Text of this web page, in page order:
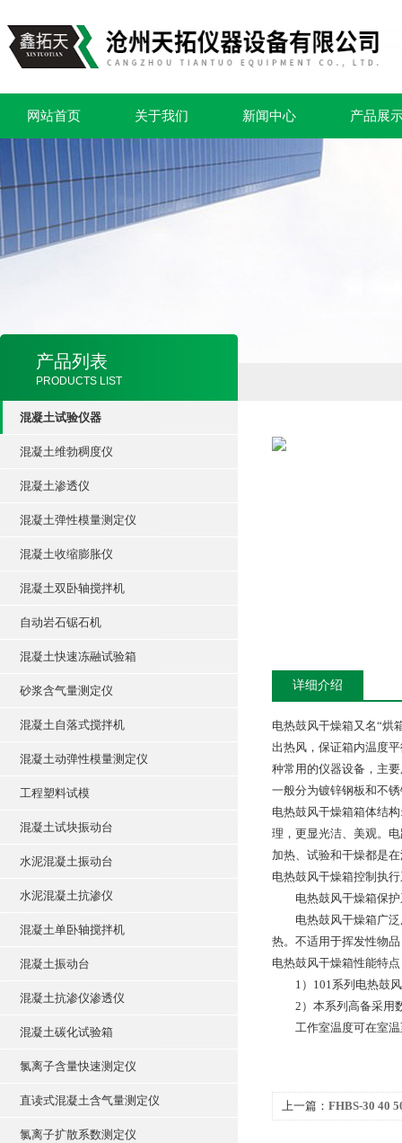
网站首页 关于我们 新闻中心 产品展
产品列表
PRODUCTS LIST
混凝土试验仪器
混凝土维勃稠度仪
混凝土渗透仪
混凝土弹性模量测定仪
混凝土收缩膨胀仪
混凝土双卧轴搅拌机
自动岩石锯石机
混凝土快速冻融试验箱
砂浆含气量测定仪
混凝土自落式搅拌机
混凝土动弹性模量测定仪
工程塑料试模
混凝土试块振动台
水泥混凝土振动台
水泥混凝土抗渗仪
混凝土单卧轴搅拌机
混凝土振动台
混凝土抗渗仪渗透仪
混凝土碳化试验箱
氯离子含量快速测定仪
直读式混凝土含气量测定仪
氯离子扩散系数测定仪
详细介绍
电热鼓风干燥箱又名“烘
出热风，保证箱内温度
种常用的仪器设备，主
一般分为镀锌钢板和不
电热鼓风干燥箱箱体结
理，更显光洁、美观。
加热、试验和干燥都是
电热鼓风干燥箱控制执
电热鼓风干燥箱保护
电热鼓风干燥箱广泛
热。不适用于挥发性物
电热鼓风干燥箱性能特点
1）101系列电热鼓风
2）本系列高备采用数
工作室温度可在室温
上一篇： FHBS-30 40